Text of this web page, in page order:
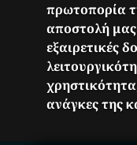
πρωτοπορία
αποστολή μας
εξαιρετικές
ανάγκες της